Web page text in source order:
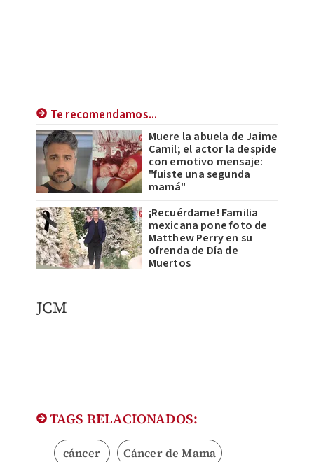
Te recomendamos...
Muere la abuela de Jaime
Camil; el actor la despide
con emotivo mensaje:
"fuiste una segunda
mamá"
¡Recuérdame! Familia
mexicana pone foto de
Matthew Perry en su
ofrenda de Día de
Muertos
JCM
TAGS RELACIONADOS:
cáncer Cáncer de Mama